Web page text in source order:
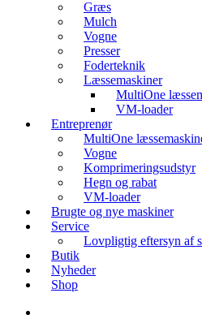
Græs
Mulch
Vogne
Presser
Foderteknik
Læssemaskiner
MultiOne
VM-loader
Entreprenør
MultiOne
Vogne
Komprimeringsudstyr
Hegn og rabat
VM-loader
Brugte og nye maskiner
Service
Lovpligtig eftersyn af
Butik
Nyheder
Shop